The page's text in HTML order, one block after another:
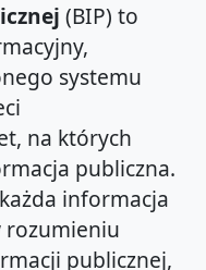
(BIP) to
systemu
na których
publiczna.
informacja
rozumieniu
publicznej,